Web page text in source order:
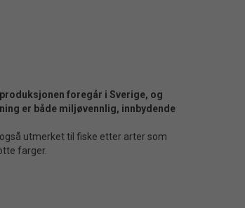
foregår i Sverige, og
er både miljøvennlig, innbydende
utmerket til fiske etter arter som
farger.